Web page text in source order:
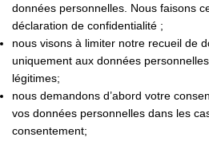
données personnelles. Nous faisons
déclaration de confidentialité ;
nous visons à limiter notre recueil de
uniquement aux données
légitimes;
nous demandons d’abord votre
vos données personnelles dans les
consentement;